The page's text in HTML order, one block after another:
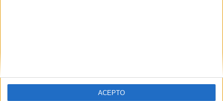
ACEPTO